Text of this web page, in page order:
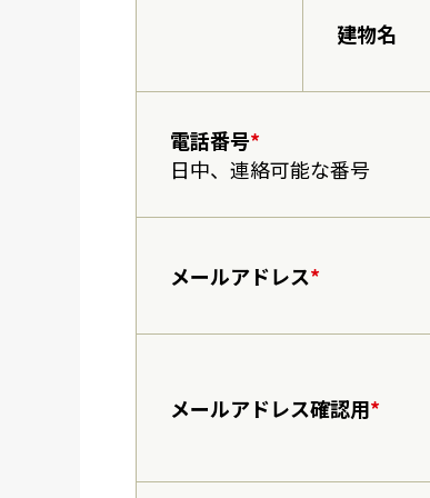
建物名
電話番号*
日中、連絡可能な番号
メールアドレス*
メールアドレス確認用*